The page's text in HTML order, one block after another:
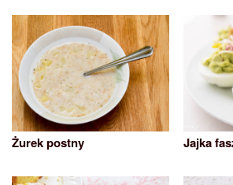
Żurek postny Jajka